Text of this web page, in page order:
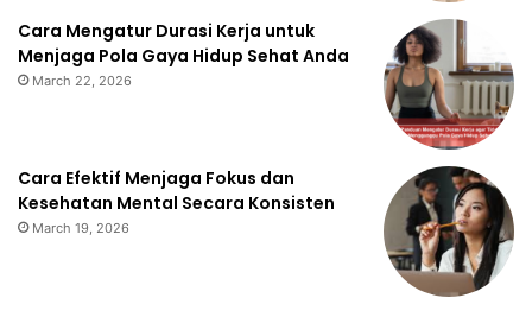
Cara Mengatur Durasi Kerja untuk
Menjaga Pola Gaya Hidup Sehat Anda
March 22, 2026
Cara Efektif Menjaga Fokus dan
Kesehatan Mental Secara Konsisten
March 19, 2026